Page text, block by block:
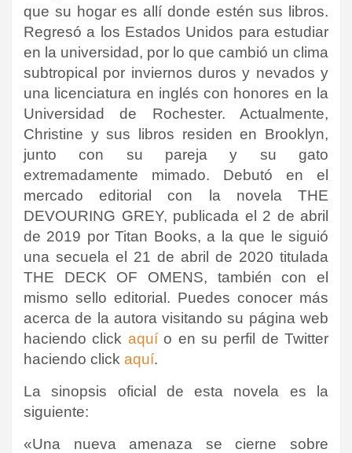
que su hogar es allí donde estén sus libros.
Regresó a los Estados Unidos para estudiar
en la universidad, por lo que cambió un clima
subtropical por inviernos duros y nevados y
una licenciatura en inglés con honores en la
Universidad de Rochester. Actualmente,
Christine y sus libros residen en Brooklyn,
junto con su pareja y su gato
extremadamente mimado. Debutó en el
mercado editorial con la novela THE
DEVOURING GREY, publicada el 2 de abril
de 2019 por Titan Books, a la que le siguió
una secuela el 21 de abril de 2020 titulada
THE DECK OF OMENS, también con el
mismo sello editorial. Puedes conocer más
acerca de la autora visitando su página web
haciendo click aquío en su perfil de Twitter
haciendo click aquí.
La sinopsis oficial de esta novela es la
siguiente:
«Una nueva amenaza se cierne sobre